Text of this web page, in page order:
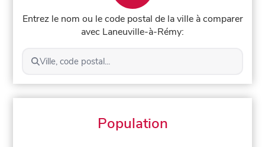
Entrez le nom ou le code postal de la ville à comparer
avec Laneuville-à-Rémy:
Ville, code postal...
Population